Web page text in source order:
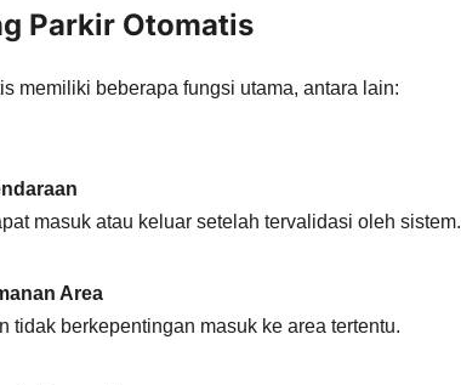
Parkir Otomatis
memiliki beberapa fungsi utama, antara lain:
masuk atau keluar setelah tervalidasi oleh sistem.
Area
tidak berkepentingan masuk ke area tertentu.